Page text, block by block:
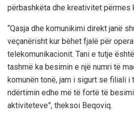
përbashkëta dhe kreativitet përmes
“Qasja dhe komunikimi direkt janë
veçanërisht kur bëhet fjalë për
telekomunikacionit. Tani e tutje
tashmë ka besimin e një numri të
komunën tonë, jam i sigurt se filiali i
ndërtimin edhe më të fortë të
aktiviteteve”, theksoi Beqoviq.